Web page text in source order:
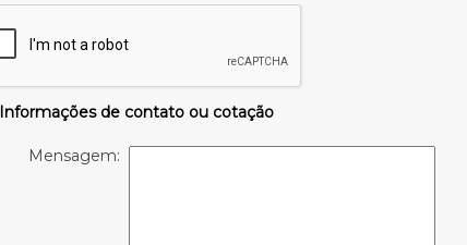
Informações de contato ou cotação
Mensagem: